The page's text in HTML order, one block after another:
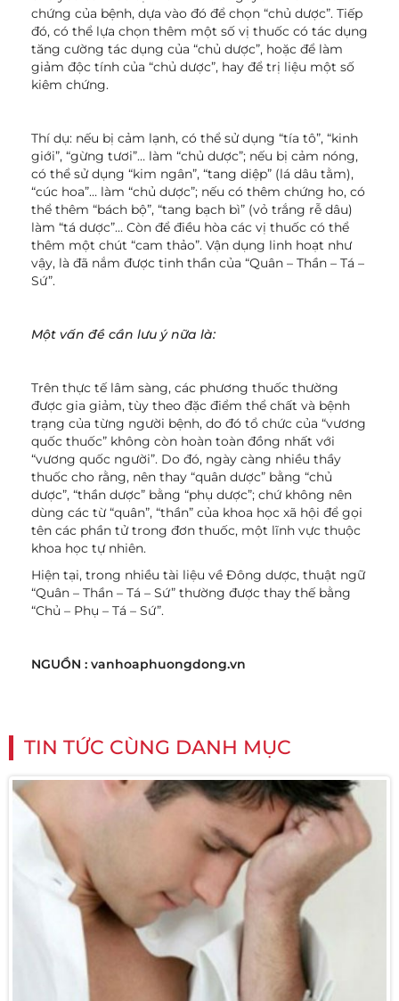
chứng của bệnh, dựa vào đó để chọn “chủ dược”. Tiếp
đó, có thể lựa chọn thêm một số vị thuốc có tác dụng
tăng cường tác dụng của “chủ dược”, hoặc để làm
giảm độc tính của “chủ dược”, hay để trị liệu một số
kiêm chứng.
Thí dụ: nếu bị cảm lạnh, có thể sử dụng “tía tô”, “kinh
giới”, “gừng tươi”… làm “chủ dược”; nếu bị cảm nóng,
có thể sử dụng “kim ngân”, “tang diệp” (lá dâu tằm),
“cúc hoa”… làm “chủ dược”; nếu có thêm chứng ho, có
thể thêm “bách bộ”, “tang bạch bì” (vỏ trắng rễ dâu)
làm “tá dược”… Còn để điều hòa các vị thuốc có thể
thêm một chút “cam thảo”. Vận dụng linh hoạt như
vậy, là đã nắm được tinh thần của “Quân – Thần – Tá –
Sứ”.
Một vấn đề cần lưu ý nữa là:
Trên thực tế lâm sàng, các phương thuốc thường
được gia giảm, tùy theo đặc điểm thể chất và bệnh
trạng của từng người bệnh, do đó tổ chức của “vương
quốc thuốc” không còn hoàn toàn đồng nhất với
“vương quốc người”. Do đó, ngày càng nhiều thầy
thuốc cho rằng, nên thay “quân dược” bằng “chủ
dược”, “thần dược” bằng “phụ dược”; chứ không nên
dùng các từ “quân”, “thần” của khoa học xã hội để gọi
tên các phần tử trong đơn thuốc, một lĩnh vực thuộc
khoa học tự nhiên.
Hiện tại, trong nhiều tài liệu về Đông dược, thuật ngữ
“Quân – Thần – Tá – Sứ” thường được thay thế bằng
“Chủ – Phụ – Tá – Sứ”.
NGUỒN : vanhoaphuongdong.vn
TIN TỨC CÙNG DANH MỤC